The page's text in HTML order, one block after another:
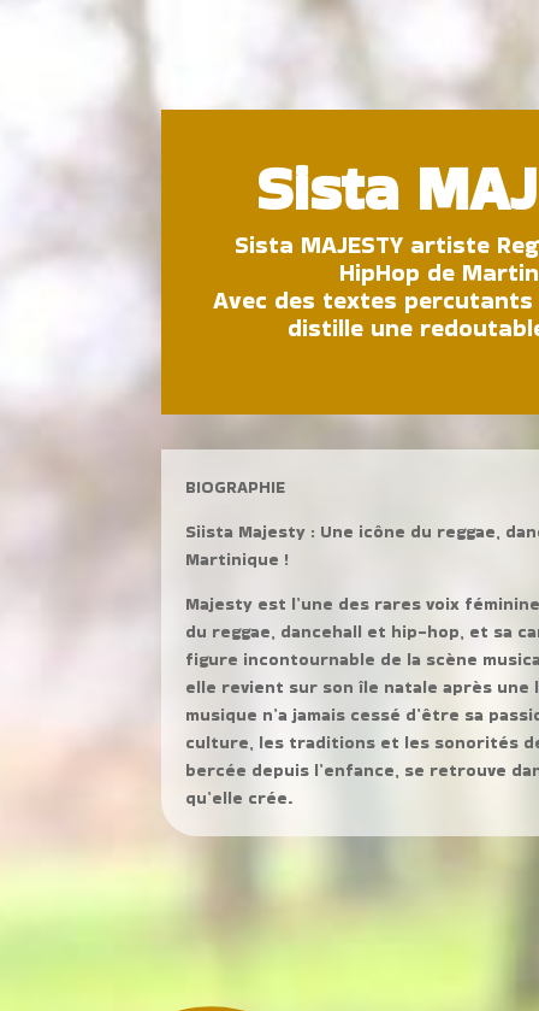
Sista
Sista MAJESTY artiste
HipHop de
Avec des textes
distille une
BIOGRAPHIE
Siista Majesty : Une icône du reggae,
Martinique !
Majesty est l’une des rares voix
du reggae, dancehall et hip-hop, et sa
figure incontournable de la scène
elle revient sur son île natale après une
musique n’a jamais cessé d’être sa
culture, les traditions et les sonorités
bercée depuis l’enfance, se retrouve
qu’elle crée.